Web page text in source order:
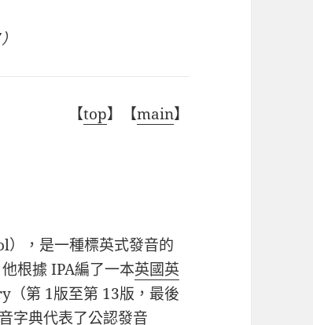
【top】【main】
，是一種標英式發音的
他根據 IPA編了一本英國英
第 1版至第 13版，最後
字典代表了公認發音